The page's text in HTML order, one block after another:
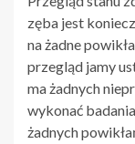
zęba jest
na żadne
przegląd jamy
ma żadnych
wykonać
żadnych